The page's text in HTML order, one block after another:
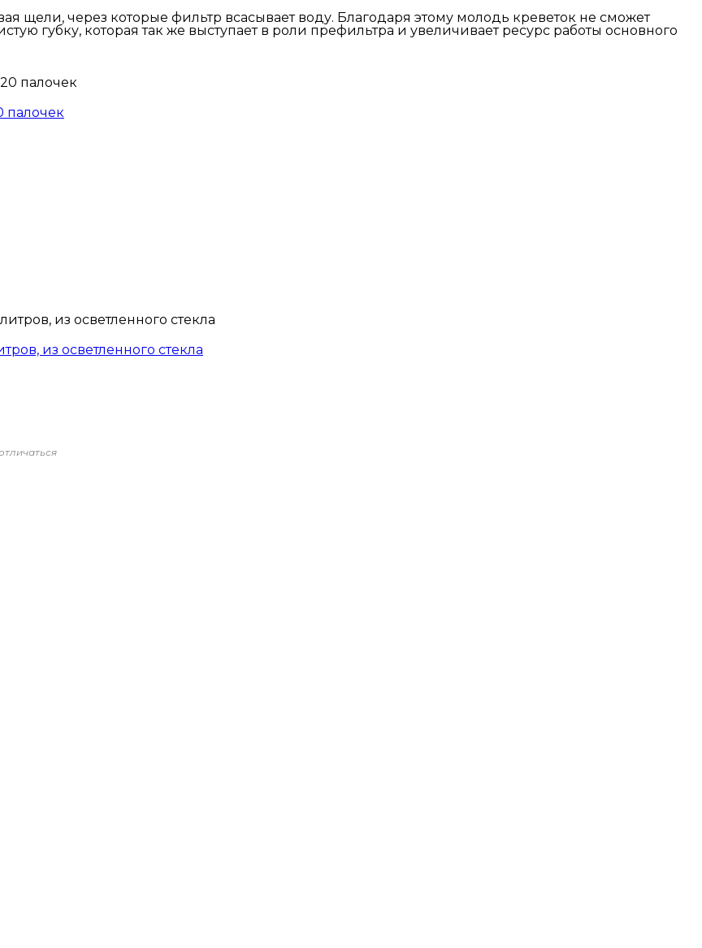
щели, через которые фильтр всасывает воду. Благодаря этому молодь креветок не сможет
губку, которая так же выступает в роли префильтра и увеличивает ресурс работы основного
палочек
из осветленного стекла